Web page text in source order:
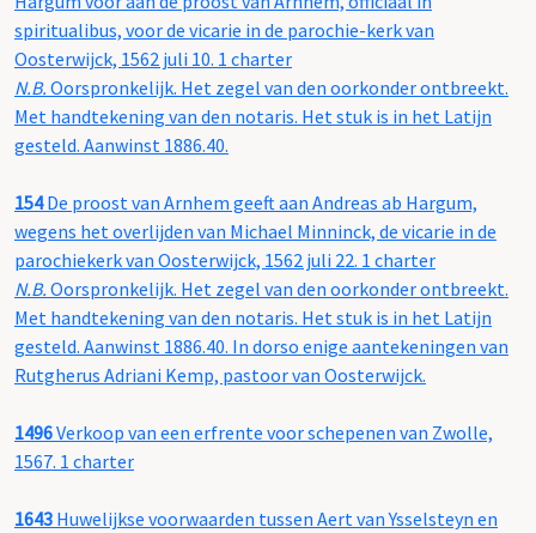
spiritualibus, voor de vicarie in de parochie-kerk van
Oosterwijck, 1562 juli 10. 1 charter
N.B. Oorspronkelijk. Het zegel van den oorkonder ontbreekt.
Met handtekening van den notaris. Het stuk is in het Latijn
gesteld. Aanwinst 1886.40.
154De proost van Arnhem geeft aan Andreas ab Hargum,
wegens het overlijden van Michael Minninck, de vicarie in de
parochiekerk van Oosterwijck, 1562 juli 22. 1 charter
N.B. Oorspronkelijk. Het zegel van den oorkonder ontbreekt.
Met handtekening van den notaris. Het stuk is in het Latijn
gesteld. Aanwinst 1886.40. In dorso enige aantekeningen van
Rutgherus Adriani Kemp, pastoor van Oosterwijck.
1496Verkoop van een erfrente voor schepenen van Zwolle,
1567. 1 charter
1643 Huwelijkse voorwaarden tussen Aert van Ysselsteyn en